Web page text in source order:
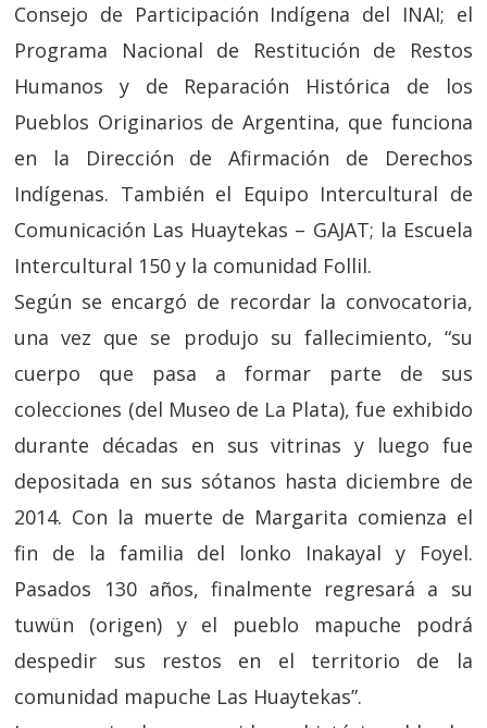
Consejo de Participación Indígena del INAI; el
Programa Nacional de Restitución de Restos
Humanos y de Reparación Histórica de los
Pueblos Originarios de Argentina, que funciona
en la Dirección de Afirmación de Derechos
Indígenas. También el Equipo Intercultural de
Comunicación Las Huaytekas – GAJAT; la Escuela
Intercultural 150 y la comunidad Follil.
Según se encargó de recordar la convocatoria,
una vez que se produjo su fallecimiento, “su
cuerpo que pasa a formar parte de sus
colecciones (del Museo de La Plata), fue exhibido
durante décadas en sus vitrinas y luego fue
depositada en sus sótanos hasta diciembre de
2014. Con la muerte de Margarita comienza el
fin de la familia del lonko Inakayal y Foyel.
Pasados 130 años, finalmente regresará a su
tuwün (origen) y el pueblo mapuche podrá
despedir sus restos en el territorio de la
comunidad mapuche Las Huaytekas”.